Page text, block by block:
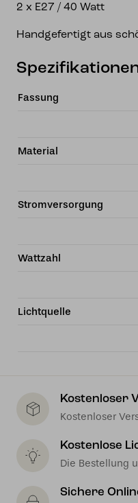
2 x E27 / 40 Watt
Handgefertigt aus
Fassung
Material
Stromversorgung
Wattzahl
Lichtquelle
Kostenloser
Kostenloser
Kostenlose
Die Bestellung
Sichere